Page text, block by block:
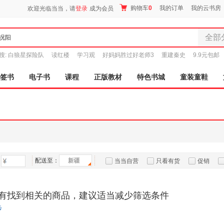
欢迎光临当当，请登录 成为会员 购物车0 我的订单 我的云书房
全部
全部
图书
电子书
孕婴
: 白狼星探险队 读红楼 学习观 好妈妈胜过好老师3 重建秦史 9.9元包邮
书 电子书 课程 正版教材 特色书城 童装童鞋
配送至： 新疆 当当自营 只看有货 促销
找到相关的商品，建议适当减少筛选条件